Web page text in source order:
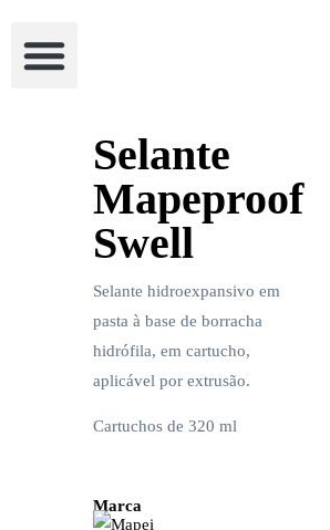
Selante
Mapeproof
Swell
Selante hidroexpansivo em
pasta à base de borracha
hidrófila, em cartucho,
aplicável por extrusão.
Cartuchos de 320 ml
Marca